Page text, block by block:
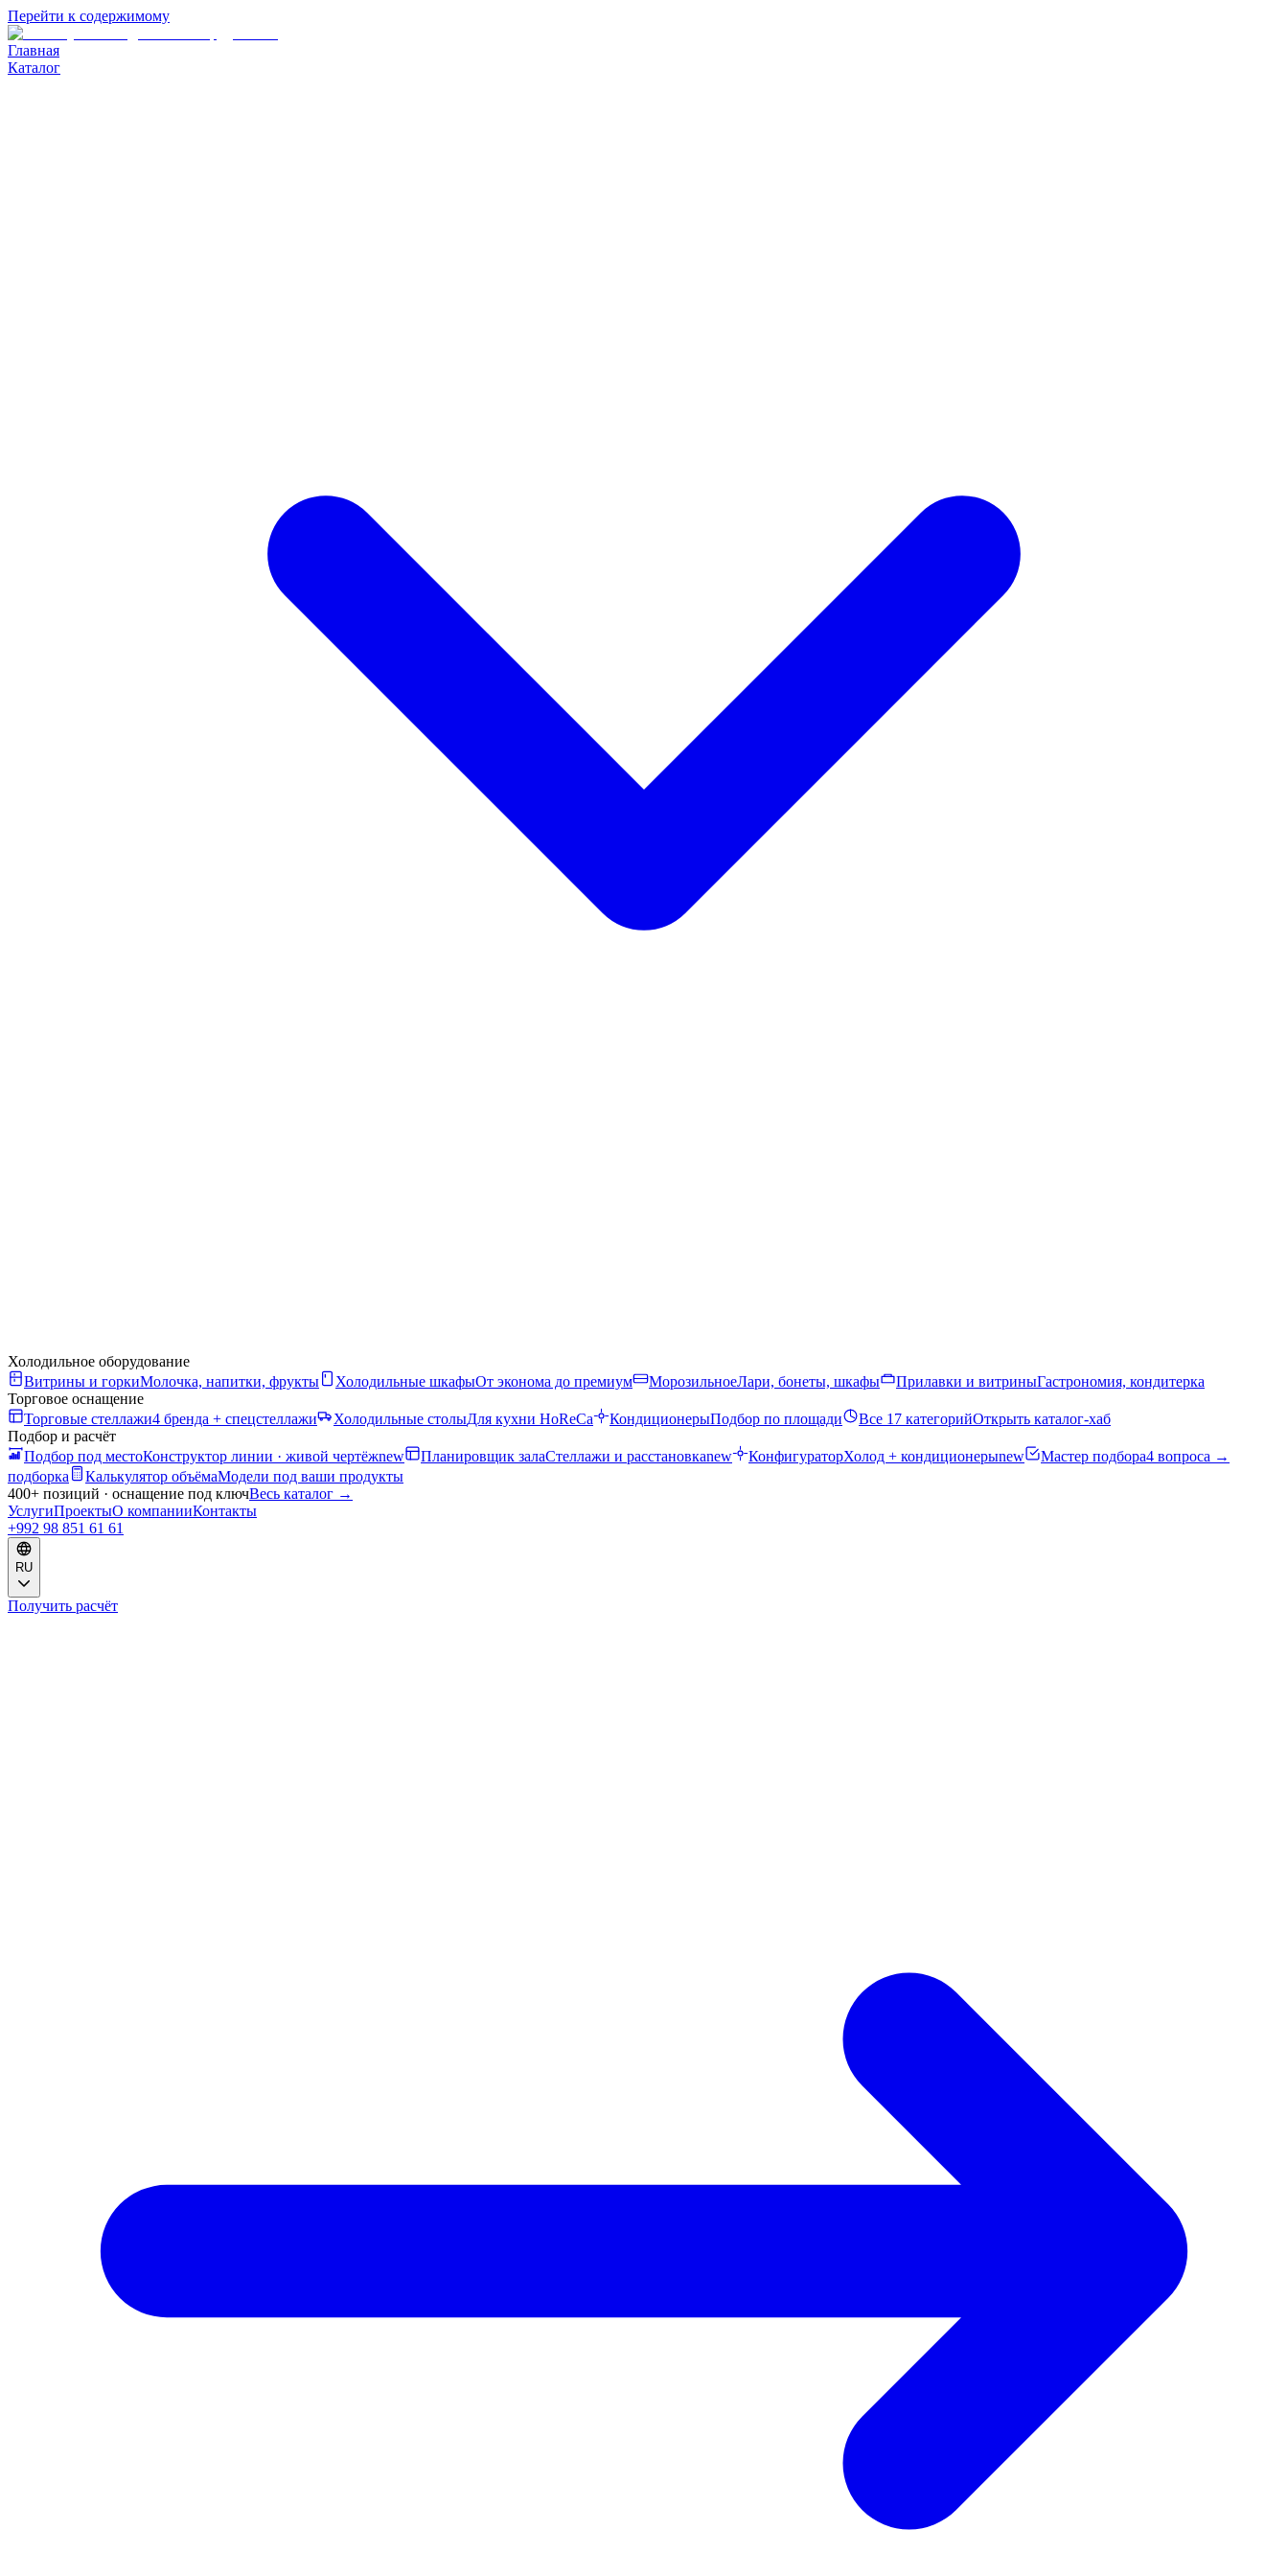
Перейти к содержимому
Главная
Каталог
Холодильное оборудование
Витрины и горкиМолочка, напитки, фрукты Холодильные шкафыОт эконома до премиум МорозильноеЛари, бонеты, шкафы Прилавки и витриныГастрономия, кондитерка
Торговое оснащение
Торговые стеллажи4 бренда + спецстеллажи Холодильные столыДля кухни HoReCa КондиционерыПодбор по площади Все 17 категорийОткрыть каталог-хаб
Подбор и расчёт
Подбор под местоКонструктор линии · живой чертёжnew Планировщик залаСтеллажи и расстановкаnew КонфигураторХолод + кондиционерыnew Мастер подбора4 вопроса →
подборка
Калькулятор объёмаМодели под ваши продукты
400+ позиций · оснащение под ключВесь каталог →
УслугиПроектыО компанииКонтакты
+992 98 851 61 61
RU
Получить расчёт